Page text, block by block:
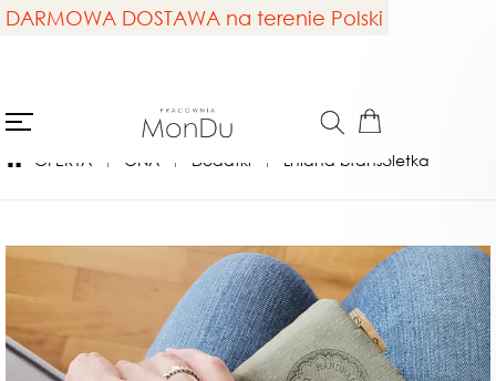
DARMOWA DOSTAWA na terenie Polski
OFERTA ONA Dodatki Lniana bransoletka